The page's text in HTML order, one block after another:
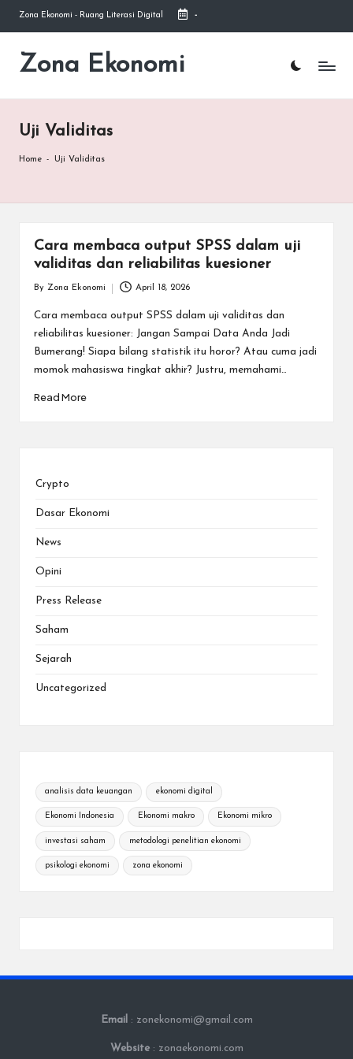
Skip
content
Zona Ekonomi - Ruang Literasi Digital -
Zona Ekonomi
Ruang
Uji Validitas
Home - Uji Validitas
Cara membaca output SPSS dalam uji
validitas dan reliabilitas kuesioner
by
By Zona Ekonomi April 18, 2026
Cara membaca output SPSS dalam uji validitas dan
reliabilitas kuesioner: Jangan Sampai Data Anda Jadi
Bumerang! Siapa bilang statistik itu horor? Atau cuma jadi
momok mahasiswa tingkat akhir? Justru, memahami…
Read More
Crypto
Dasar Ekonomi
News
Opini
Press Release
Saham
Sejarah
Uncategorized
analisis data keuangan ekonomi digital
Ekonomi Indonesia Ekonomi makro Ekonomi mikro
investasi saham metodologi penelitian ekonomi
psikologi ekonomi zona ekonomi
Email : zonekonomi@gmail.com
Website : zonaekonomi.com